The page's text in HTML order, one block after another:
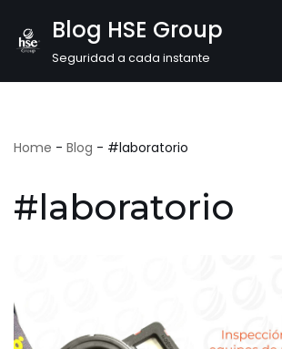
Saltar
Blog HSE Group
Seguridad a cada instante
Home - Blog - #laboratorio
#laboratorio